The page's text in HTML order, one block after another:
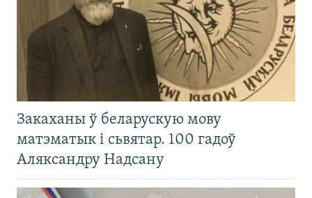
Закаханы ў беларускую мову
матэматык і сьвятар. 100 гадоў
Аляксандру Надсану